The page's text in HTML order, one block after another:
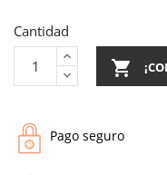
Cantidad

Pago seguro